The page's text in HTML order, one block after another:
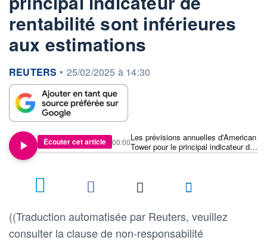
rentabilité sont inférieures
aux estimations
information fournie par
REUTERS • 25/02/2025 à 14:30
Écouter cet article
Les prévisions annuelles d'American
Tower pour le principal indicateur de
rentabilité sont inférieures aux
00:00
((Traduction automatisée par Reuters, veuillez
consulter la clause de non-responsabilité